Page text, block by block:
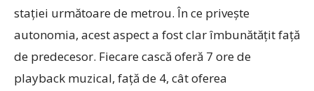
staţiei următoare de metrou. În ce priveşte
autonomia, acest aspect a fost clar îmbunătăţit faţă
de predecesor. Fiecare cască oferă 7 ore de
playback muzical, faţă de 4, cât oferea